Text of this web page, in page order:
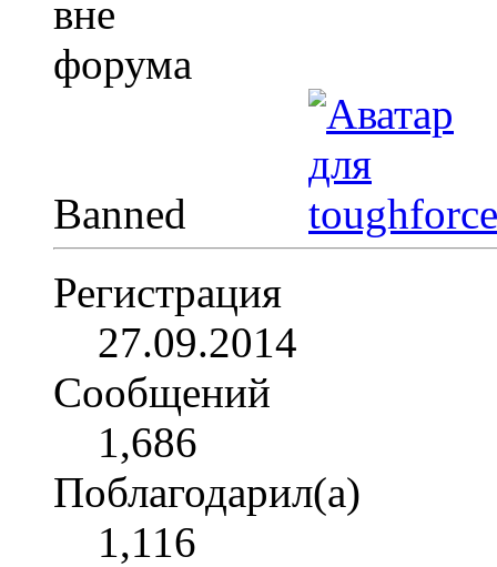
Banned
Регистрация
27.09.2014
Сообщений
1,686
Поблагодарил(а)
1,116